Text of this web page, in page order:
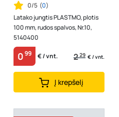
0/5 (0)
Latako jungtis PLASTMO, plotis
100 mm, rudos spalvos, Nr.10,
5140400
099 € / vnt. 229 € / vnt.
Į krepšelį